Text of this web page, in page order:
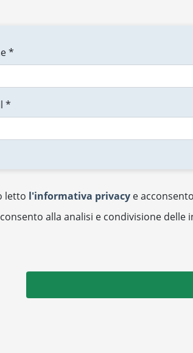
*
*
letto l'informativa privacy e
alla analisi e condivisione